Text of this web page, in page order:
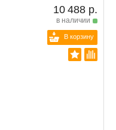
10 488 р.
в наличии
В корзину